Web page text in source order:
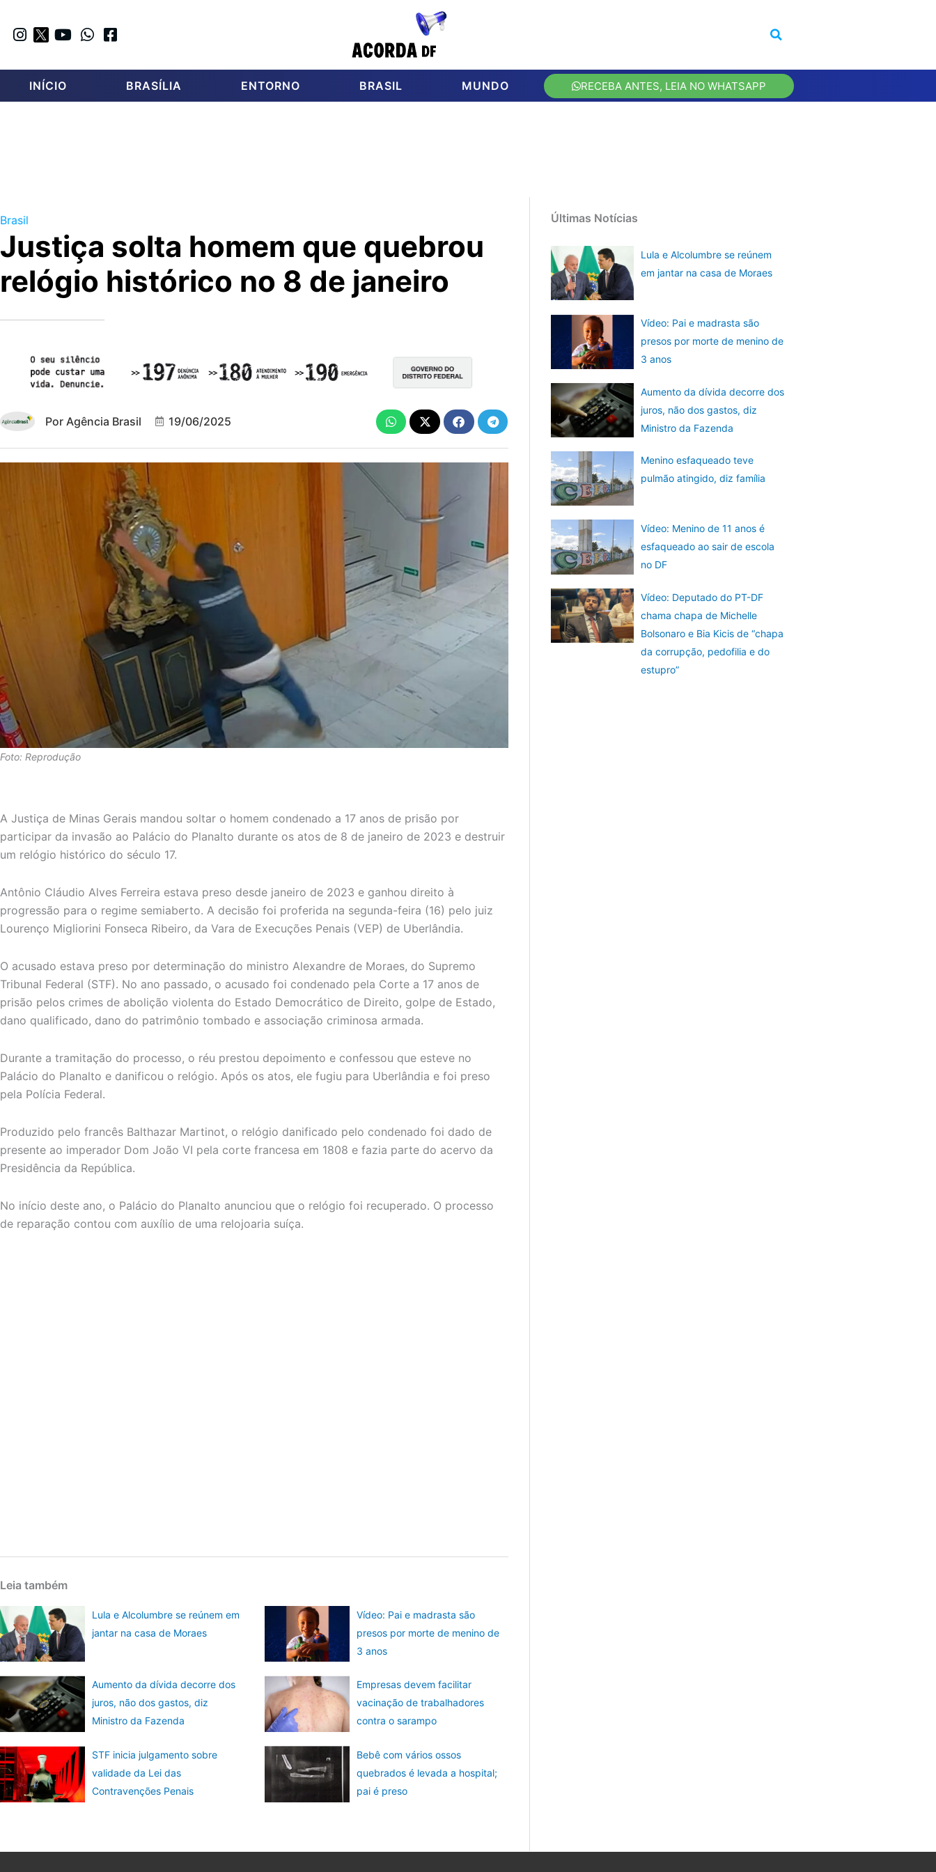
INÍCIO BRASÍLIA ENTORNO BRASIL MUNDO RECEBA ANTES, LEIA NO WHATSAPP
Brasil
Justiça solta homem que quebrou
relógio histórico no 8 de janeiro
Por Agência Brasil 19/06/2025
Foto: Reprodução
A Justiça de Minas Gerais mandou soltar o homem condenado a 17 anos de prisão por
participar da invasão ao Palácio do Planalto durante os atos de 8 de janeiro de 2023 e destruir
um relógio histórico do século 17.
Antônio Cláudio Alves Ferreira estava preso desde janeiro de 2023 e ganhou direito à
progressão para o regime semiaberto. A decisão foi proferida na segunda-feira (16) pelo juiz
Lourenço Migliorini Fonseca Ribeiro, da Vara de Execuções Penais (VEP) de Uberlândia.
O acusado estava preso por determinação do ministro Alexandre de Moraes, do Supremo
Tribunal Federal (STF). No ano passado, o acusado foi condenado pela Corte a 17 anos de
prisão pelos crimes de abolição violenta do Estado Democrático de Direito, golpe de Estado,
dano qualificado, dano do patrimônio tombado e associação criminosa armada.
Durante a tramitação do processo, o réu prestou depoimento e confessou que esteve no
Palácio do Planalto e danificou o relógio. Após os atos, ele fugiu para Uberlândia e foi preso
pela Polícia Federal.
Produzido pelo francês Balthazar Martinot, o relógio danificado pelo condenado foi dado de
presente ao imperador Dom João VI pela corte francesa em 1808 e fazia parte do acervo da
Presidência da República.
No início deste ano, o Palácio do Planalto anunciou que o relógio foi recuperado. O processo
de reparação contou com auxílio de uma relojoaria suíça.
Leia também
Lula e Alcolumbre se reúnem em
jantar na casa de Moraes
Vídeo: Pai e madrasta são
presos por morte de menino de
3 anos
Aumento da dívida decorre dos
juros, não dos gastos, diz
Ministro da Fazenda
Empresas devem facilitar
vacinação de trabalhadores
contra o sarampo
STF inicia julgamento sobre
validade da Lei das
Contravenções Penais
Bebê com vários ossos
quebrados é levada a hospital;
pai é preso
Últimas Notícias
Lula e Alcolumbre se reúnem
em jantar na casa de Moraes
Vídeo: Pai e madrasta são
presos por morte de menino de
3 anos
Aumento da dívida decorre dos
juros, não dos gastos, diz
Ministro da Fazenda
Menino esfaqueado teve
pulmão atingido, diz família
Vídeo: Menino de 11 anos é
esfaqueado ao sair de escola
no DF
Vídeo: Deputado do PT-DF
chama chapa de Michelle
Bolsonaro e Bia Kicis de “chapa
da corrupção, pedofilia e do
estupro”